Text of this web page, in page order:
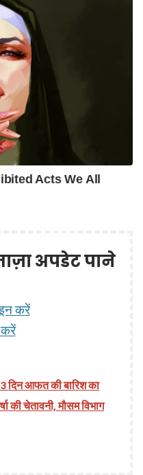
अपडेट पाने
करें
दिन आफत की बारिश का
की चेतावनी, मौसम विभाग